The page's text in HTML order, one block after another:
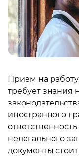
Прием на
требует знания
иностранного
нелегального
документы